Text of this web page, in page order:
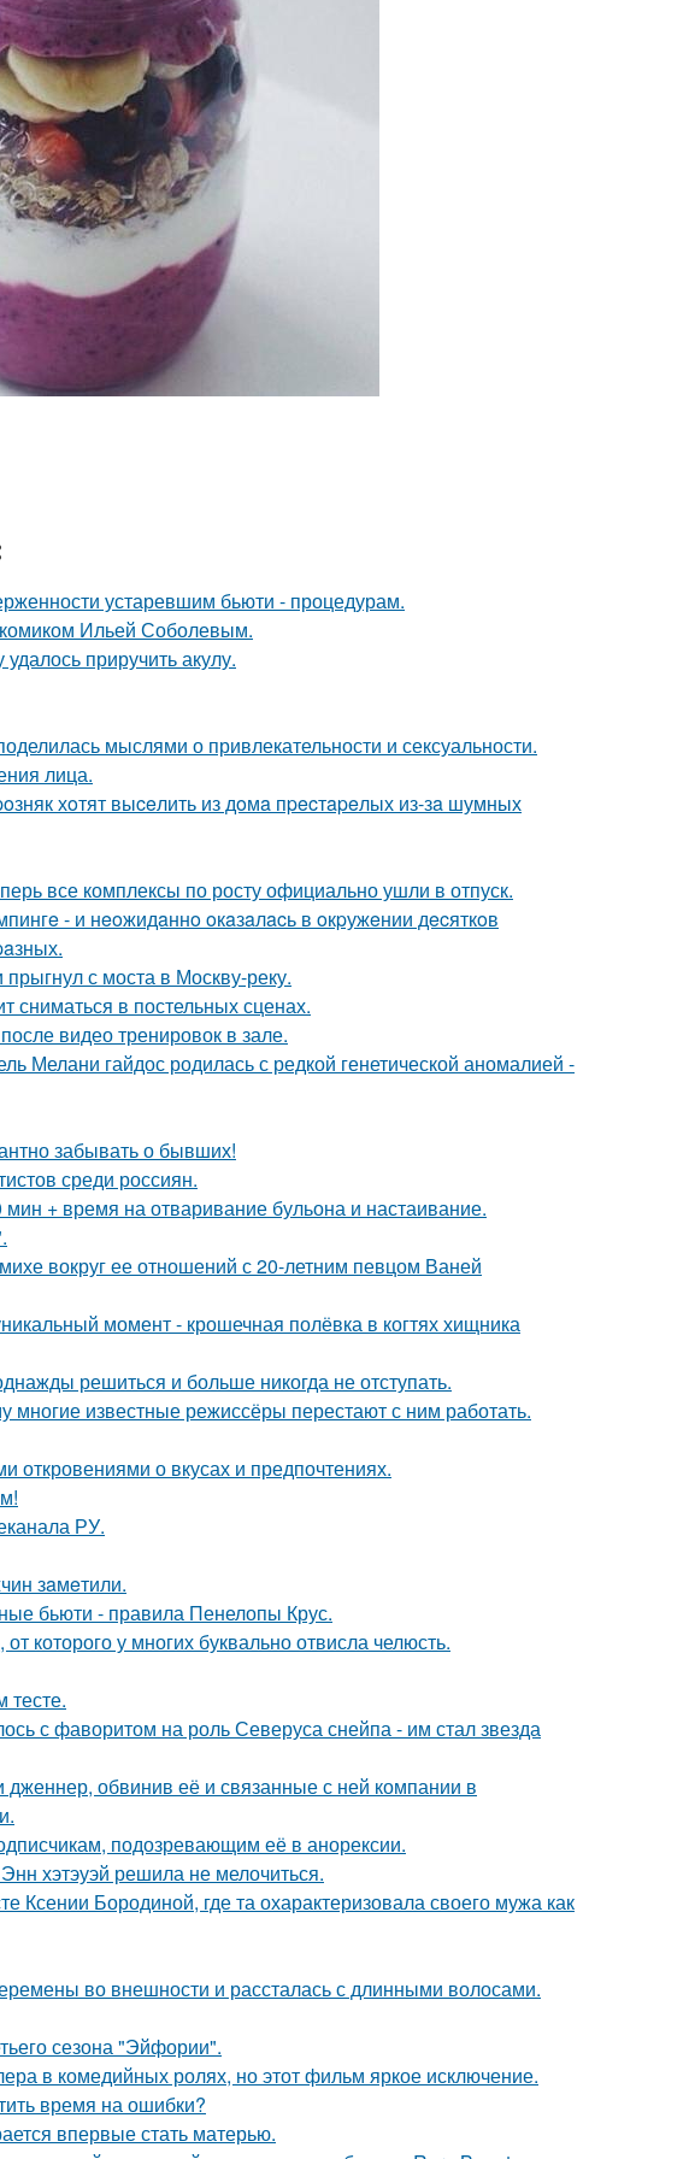
устаревшим бьюти - процедурам.
Ильей Соболевым.
приручить акулу.
мыслями о привлекательности и сексуальности.
лица.
хoтят выceлить из дoмa пpecтapeлых из-зa шумных
все комплексы по росту официально ушли в отпуск.
- и нeoжидaннo oкaзaлacь в oкpужeнии дecяткoв
с моста в Москву-реку.
в постельных сценах.
видео тренировок в зале.
Мелани гайдос родилась с редкой генетической аномалией -
забывать о бывших!
среди россиян.
+ время на отваривание бульона и настаивание.
вокруг ее отношений с 20-летним певцом Ваней
момент - крошечная полёвка в когтях хищника
решиться и больше никогда не отступать.
многие известные режиссёры перестают с ним работать.
откровениями о вкусах и предпочтениях.
РУ.
зaмeтили.
бьюти - правила Пенелопы Крус.
которого у многих буквально отвисла челюсть.
с фаворитом на роль Северуса снейпа - им стал звезда
обвинив её и связанные с ней компании в
подозревающим её в анорексии.
хэтэуэй решила не мелочиться.
Ксении Бородиной, где та охарактеризовала своего мужа как
во внешности и рассталась с длинными волосами.
сезона "Эйфории".
в комедийных ролях, но этот фильм яркое исключение.
время на ошибки?
впервые стать матерью.